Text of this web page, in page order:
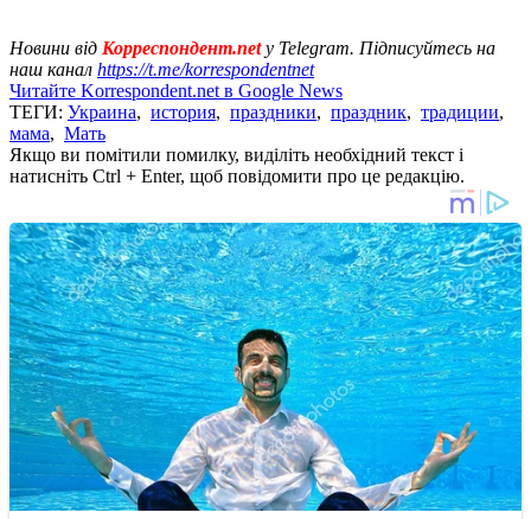
Новини від Корреспондент.netу Telegram. Підписуйтесь на
наш канал https://t.me/korrespondentnet
Читайте Korrespondent.net в Google News
ТЕГИ: Украина, история, праздники, праздник, традиции,
мама, Мать
Якщо ви помітили помилку, виділіть необхідний текст і
натисніть Ctrl + Enter, щоб повідомити про це редакцію.